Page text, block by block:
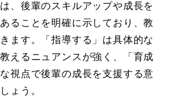
、後輩のスキルアップや成長を
ることを明確に示しており、教
ます。「指導する」は具体的な
えるニュアンスが強く、「育成
視点で後輩の成長を支援する意
ょう。